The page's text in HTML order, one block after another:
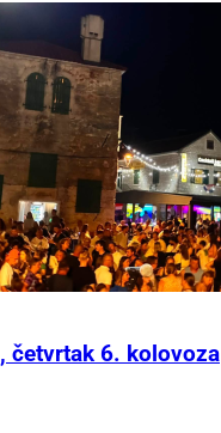
četvrtak 6. kolovoza